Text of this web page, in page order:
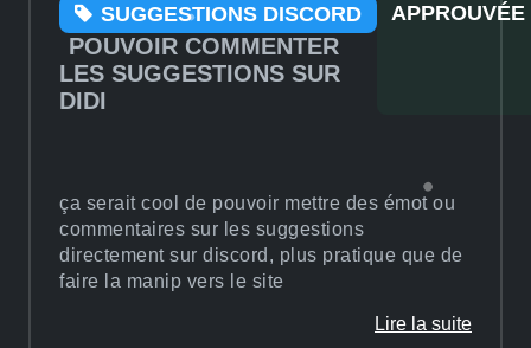
SUGGESTIONS DISCORD
POUVOIR COMMENTER
LES SUGGESTIONS SUR
DIDI
APPROUVÉE
ça serait cool de pouvoir mettre des émot ou
commentaires sur les suggestions
directement sur discord, plus pratique que de
faire la manip vers le site
Lire la suite